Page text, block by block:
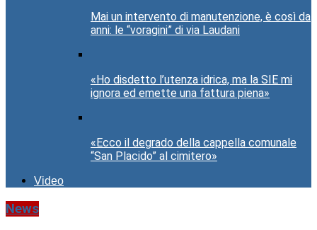
Mai un intervento di manutenzione, è così da
anni: le “voragini” di via Laudani
«Ho disdetto l’utenza idrica, ma la SIE mi
ignora ed emette una fattura piena»
«Ecco il degrado della cappella comunale
“San Placido” al cimitero»
Video
News